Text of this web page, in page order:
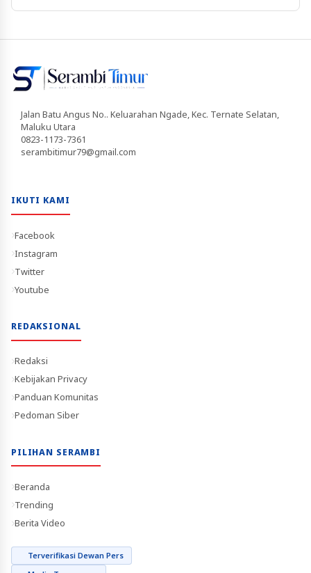
Jalan Batu Angus No.. Keluarahan Ngade, Kec. Ternate Selatan,
Maluku Utara
0823-1173-7361
serambitimur79@gmail.com
IKUTI KAMI
Facebook
Instagram
Twitter
Youtube
REDAKSIONAL
Redaksi
Kebijakan Privacy
Panduan Komunitas
Pedoman Siber
PILIHAN SERAMBI
Beranda
Trending
Berita Video
Terverifikasi Dewan Pers